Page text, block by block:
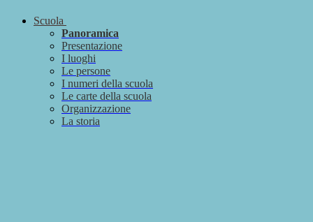
Scuola
Panoramica
Presentazione
I luoghi
Le persone
I numeri della scuola
Le carte della scuola
Organizzazione
La storia